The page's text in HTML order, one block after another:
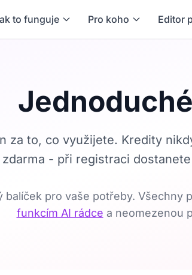
to funguje Pro koho Editor
Jednoduché
za to, co využijete. Kredity
zdarma - při registraci
balíček pro vaše potřeby. Všechny
funkcím AI rádce a neomezenou